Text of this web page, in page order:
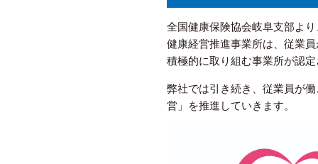
全国健康保険協会岐阜支部よ
健康経営推進事業所は、従業
積極的に取り組む事業所が認
弊社では引き続き、従業員が
営」を推進していきます。